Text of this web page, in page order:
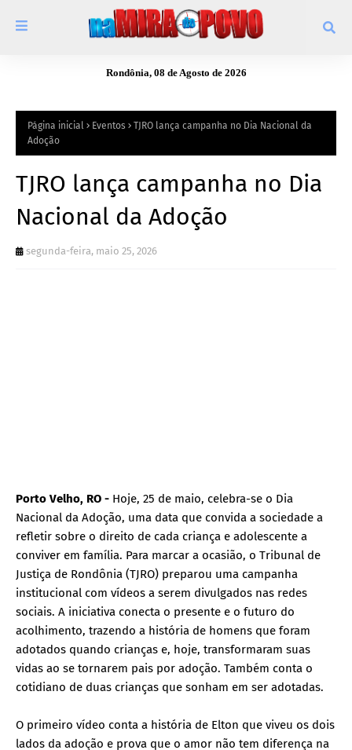
Rondônia, 08 de Agosto de 2026
Página inicial Eventos
TJRO lança campanha no Dia Nacional da
Adoção
TJRO lança campanha no Dia
Nacional da Adoção
segunda-feira, maio 25, 2026
Porto Velho, RO - Hoje, 25 de maio, celebra-se o Dia
Nacional da Adoção, uma data que convida a sociedade a
refletir sobre o direito de cada criança e adolescente a
conviver em família. Para marcar a ocasião, o Tribunal de
Justiça de Rondônia (TJRO) preparou uma campanha
institucional com vídeos a serem divulgados nas redes
sociais. A iniciativa conecta o presente e o futuro do
acolhimento, trazendo a história de homens que foram
adotados quando crianças e, hoje, transformaram suas
vidas ao se tornarem pais por adoção. Também conta o
cotidiano de duas crianças que sonham em ser adotadas.
O primeiro vídeo conta a história de Elton que viveu os dois
lados da adoção e prova que o amor não tem diferença na